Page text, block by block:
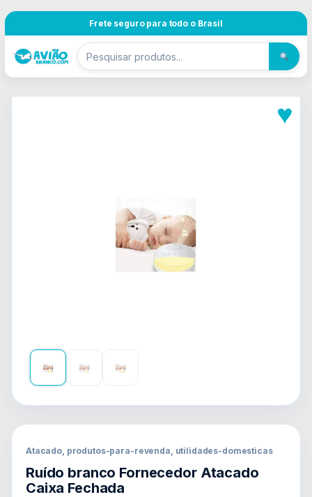
Frete seguro para todo o Brasil
♥
Atacado, produtos-para-revenda, utilidades-domesticas
Ruído branco Fornecedor Atacado
Caixa Fechada